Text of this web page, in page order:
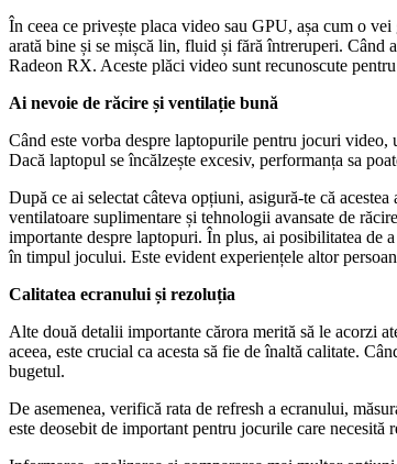
În ceea ce privește placa video sau GPU, așa cum o
arată bine și se mișcă lin, fluid și fără întreruperi.
Radeon RX. Aceste plăci video sunt recunoscute
Ai nevoie de răcire și ventilație bună
Când este vorba despre laptopurile pentru jocuri video,
Dacă laptopul se încălzește excesiv, performanța sa
După ce ai selectat câteva opțiuni, asigură-te că
ventilatoare suplimentare și tehnologii avansate de
importante despre laptopuri. În plus, ai posibilitatea de
în timpul jocului. Este evident experiențele altor
Calitatea ecranului și rezoluția
Alte două detalii importante cărora merită să le acorzi
aceea, este crucial ca acesta să fie de înaltă calitate.
bugetul.
De asemenea, verifică rata de refresh a ecranului,
este deosebit de important pentru jocurile care